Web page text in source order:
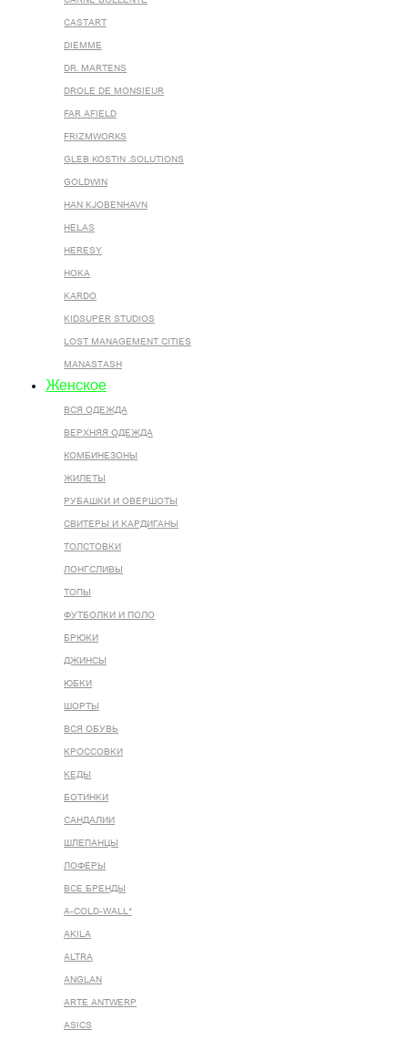
CASTART
DIEMME
DR. MARTENS
DROLE DE MONSIEUR
FAR AFIELD
FRIZMWORKS
GLEB KOSTIN .SOLUTIONS
GOLDWIN
HAN KJOBENHAVN
HELAS
HERESY
HOKA
KARDO
KIDSUPER STUDIOS
LOST MANAGEMENT CITIES
MANASTASH
Женское
ВСЯ ОДЕЖДА
ВЕРХНЯЯ ОДЕЖДА
КОМБИНЕЗОНЫ
ЖИЛЕТЫ
РУБАШКИ И ОВЕРШОТЫ
СВИТЕРЫ И КАРДИГАНЫ
ТОЛСТОВКИ
ЛОНГСЛИВЫ
ТОПЫ
ФУТБОЛКИ И ПОЛО
БРЮКИ
ДЖИНСЫ
ЮБКИ
ШОРТЫ
ВСЯ ОБУВЬ
КРОССОВКИ
КЕДЫ
БОТИНКИ
САНДАЛИИ
ШЛЕПАНЦЫ
ЛОФЕРЫ
ВСЕ БРЕНДЫ
A-COLD-WALL*
AKILA
ALTRA
ANGLAN
ARTE ANTWERP
ASICS